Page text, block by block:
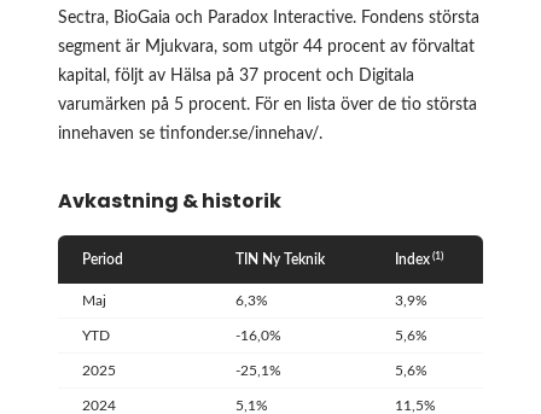
Sectra, BioGaia och Paradox Interactive. Fondens största
segment är Mjukvara, som utgör 44 procent av förvaltat
kapital, följt av Hälsa på 37 procent och Digitala
varumärken på 5 procent. För en lista över de tio största
innehaven se tinfonder.se/innehav/.
Avkastning & historik
Period TIN Ny Teknik Index (1)
Maj 6,3% 3,9%
YTD -16,0% 5,6%
2025 -25,1% 5,6%
2024 5,1% 11,5%